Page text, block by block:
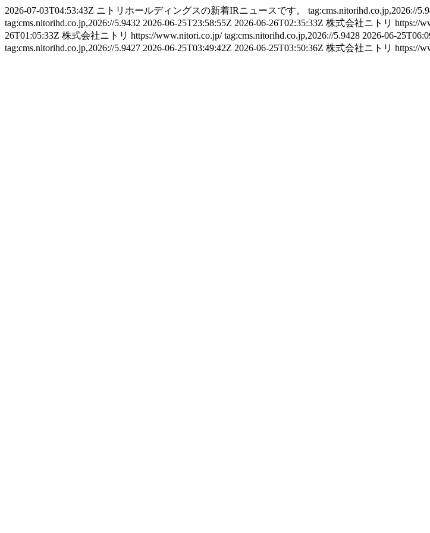
2026-07-03T04:53:43Z ニトリホールディングスの新着IRニュースです。 tag:cms.nitorihd.co.jp,2026://
tag:cms.nitorihd.co.jp,2026://5.9432 2026-06-25T23:58:55Z 2026-06-26T02:35:33Z 株式会社ニトリ https://
26T01:05:33Z 株式会社ニトリ https://www.nitori.co.jp/ tag:cms.nitorihd.co.jp,2026://5.9428 2026-06-
tag:cms.nitorihd.co.jp,2026://5.9427 2026-06-25T03:49:42Z 2026-06-25T03:50:36Z 株式会社ニトリ https://